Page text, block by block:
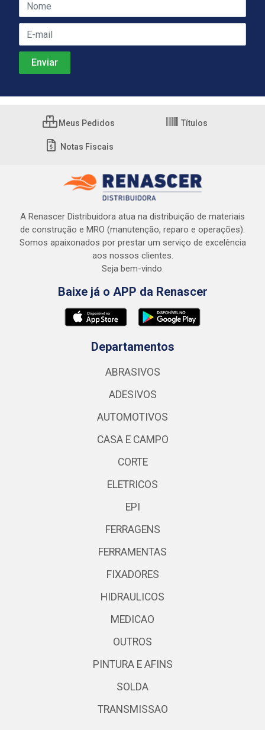
Meus Pedidos Títulos
Notas Fiscais
A Renascer Distribuidora atua na distribuição de materiais
de construção e MRO (manutenção, reparo e operações).
Somos apaixonados por prestar um serviço de excelência
aos nossos clientes.
Seja bem-vindo.
Baixe já o APP da Renascer
Departamentos
ABRASIVOS
ADESIVOS
AUTOMOTIVOS
CASA E CAMPO
CORTE
ELETRICOS
EPI
FERRAGENS
FERRAMENTAS
FIXADORES
HIDRAULICOS
MEDICAO
OUTROS
PINTURA E AFINS
SOLDA
TRANSMISSAO